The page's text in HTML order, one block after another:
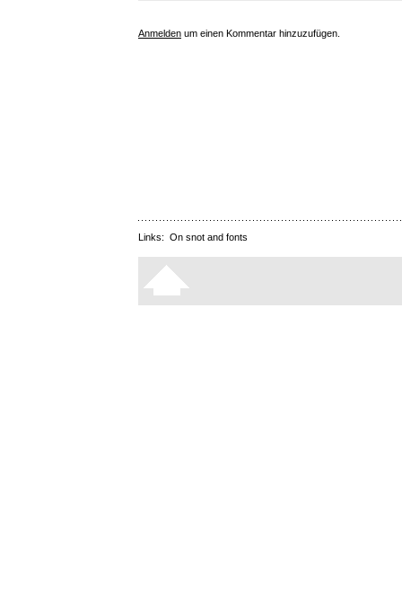
Anmelden um einen Kommentar hinzuzufügen.
Links: On snot and fonts